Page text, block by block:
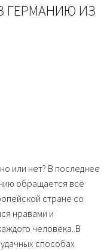
ГЕРМАНИЮ ИЗ
или нет? В последнее
обращается всё
стране со
нравами и
человека. В
способах